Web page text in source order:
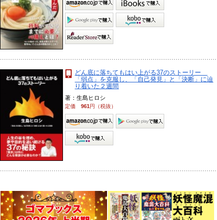
どん底に落ちてもはい上がる37のストーリー
「弱点」を克服し、「自己発見」と「決断」に辿
り着いた２週間
著：生島ヒロシ
定価961円（税抜）